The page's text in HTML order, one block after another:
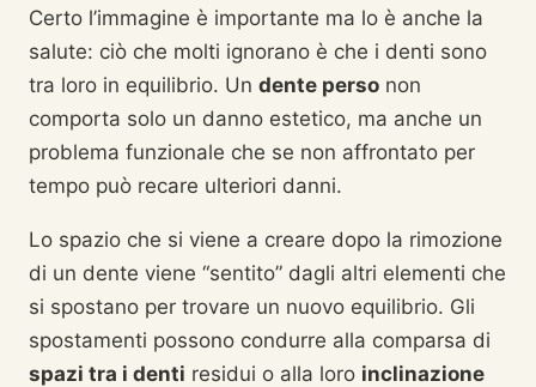
Certo l’immagine è importante ma lo è anche la
salute: ciò che molti ignorano è che i denti sono
tra loro in equilibrio. Un dente perso non
comporta solo un danno estetico, ma anche un
problema funzionale che se non affrontato per
tempo può recare ulteriori danni.
Lo spazio che si viene a creare dopo la rimozione
di un dente viene “sentito” dagli altri elementi che
si spostano per trovare un nuovo equilibrio. Gli
spostamenti possono condurre alla comparsa di
spazi tra i denti residui o alla loro inclinazione